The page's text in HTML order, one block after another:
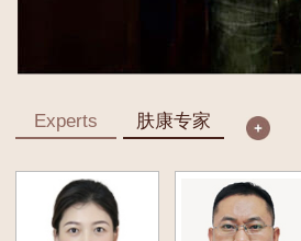
Experts 肤康专家